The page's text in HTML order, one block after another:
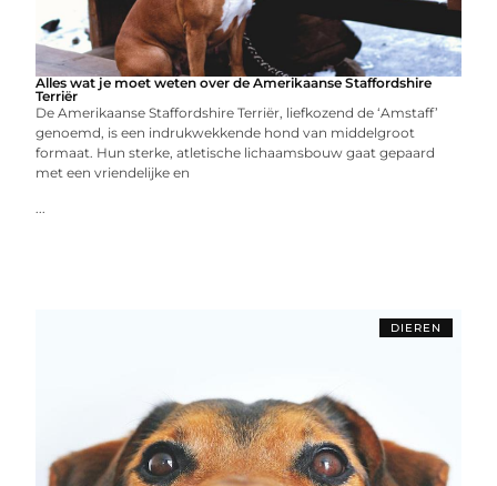
Alles wat je moet weten over de Amerikaanse Staffordshire
Terriër
De Amerikaanse Staffordshire Terriër, liefkozend de ‘Amstaff’
genoemd, is een indrukwekkende hond van middelgroot
formaat. Hun sterke, atletische lichaamsbouw gaat gepaard
met een vriendelijke en
...
DIEREN